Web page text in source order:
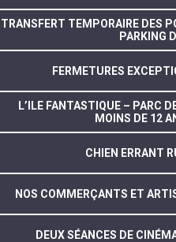
TRANSFERT TEMPORAIRE DES
PARKING
FERMETURES
L’ILE FANTASTIQUE – PARC
MOINS DE 12
CHIEN ERRANT
NOS COMMERÇANTS ET
DEUX SÉANCES DE